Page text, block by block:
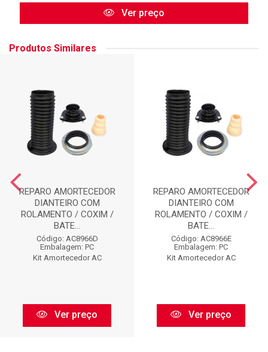
Ver preço
Produtos Similares
REPARO AMORTECEDOR
DIANTEIRO COM
ROLAMENTO / COXIM /
BATE...
Código: AC8966D
Embalagem: PC
Kit Amortecedor AC
Ver preço
REPARO AMORTECEDOR
DIANTEIRO COM
ROLAMENTO / COXIM /
BATE...
Código: AC8966E
Embalagem: PC
Kit Amortecedor AC
Ver preço